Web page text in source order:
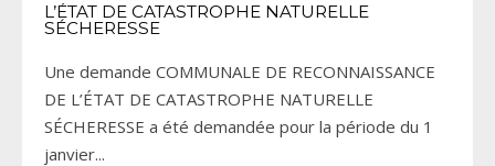
L’ÉTAT DE CATASTROPHE NATURELLE
SÉCHERESSE
Une demande COMMUNALE DE RECONNAISSANCE
DE L’ÉTAT DE CATASTROPHE NATURELLE
SÉCHERESSE a été demandée pour la période du 1
janvier...